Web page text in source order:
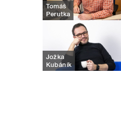
Tomáš
Perutka
Jožka
Kubáník